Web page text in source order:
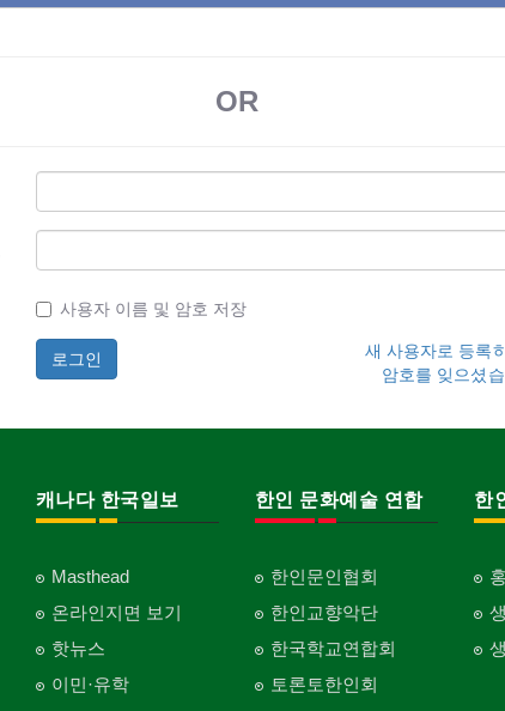
OR
사용자 이름 및 암호 저장
새 사용자로 등록
암호를 잊으셨
캐나다 한국일보
Masthead
온라인지면 보기
핫뉴스
이민·유학
한인 문화예술 연합
한인문인협회
한인교향악단
한국학교연합회
토론토한인회
한